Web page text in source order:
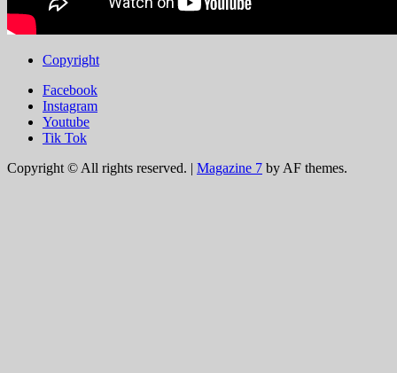
Copyright
Facebook
Instagram
Youtube
Tik Tok
Copyright © All rights reserved. | Magazine 7 by AF themes.